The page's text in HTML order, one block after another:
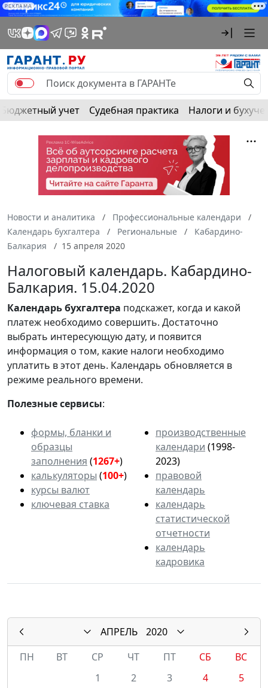
РЕКЛАМА
Бюджетный учет Судебная практика Налоги и
Новости и аналитика
Профессиональные календари
Календарь бухгалтера
Региональные
Кабардино-
Балкария
15 апреля 2020
Налоговый календарь. Кабардино-
Балкария. 15.04.2020
Календарьбухгалтера подскажет, когда и какой
платеж необходимо совершить. Достаточно
выбрать интересующую дату, и появится
информация о том, какие налоги необходимо
уплатить в этот день. Календарь обновляется в
режиме реального времени.
Полезные сервисы:
формы, бланки и
образцы
заполнения (1267+)
калькуляторы (100+)
курсы валют
ключевая ставка
производственные
календари (1998-
2023)
правовой
календарь
календарь
статистической
отчетности
календарь
кадровика
АПРЕЛЬ
2020
ПН
ВТ СР ЧТ ПТ СБ
ВС
1
2 3 4
5